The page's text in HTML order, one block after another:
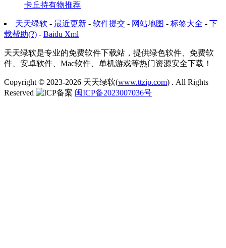
卡丘持有物推荐
天天绿软 - 最近更新 - 软件提交 - 网站地图 - 标签大全 - 下
载帮助(?) - Baidu Xml
天天绿软是专业的免费软件下载站，提供绿色软件、免费软
件、安卓软件、Mac软件、单机游戏等热门资源安全下载！
Copyright © 2023-2026 天天绿软(www.ttzip.com) . All Rights
Reserved
闽ICP备2023007036号